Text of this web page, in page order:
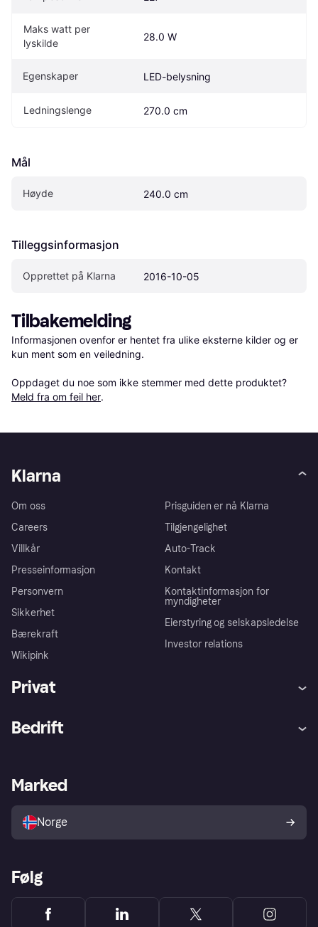
Maks watt per
lyskilde
28.0 W
Egenskaper LED-belysning
Ledningslenge 270.0 cm
Mål
Høyde 240.0 cm
Tilleggsinformasjon
Opprettet på Klarna 2016-10-05
Tilbakemelding
Informasjonen ovenfor er hentet fra ulike eksterne kilder og er
kun ment som en veiledning.
Oppdaget du noe som ikke stemmer med dette produktet?
Meld fra om feil her.
Klarna
Om oss
Careers
Villkår
Presseinformasjon
Personvern
Sikkerhet
Bærekraft
Wikipink
Prisguiden er nå Klarna
Tilgjengelighet
Auto-Track
Kontakt
Kontaktinformasjon for
myndigheter
Eierstyring og selskapsledelse
Investor relations
Privat
Utforsk butikker
Bedrift
Merchant portal
Marked
Norge
Følg